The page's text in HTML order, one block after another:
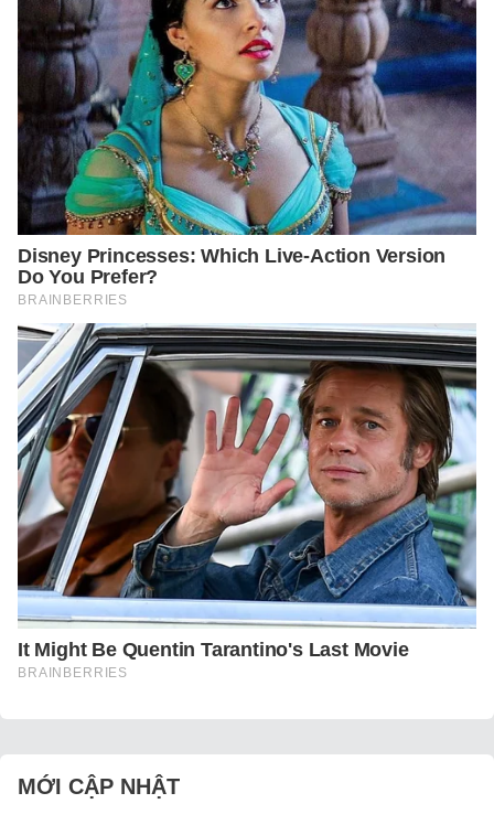
MỚI CẬP NHẬT